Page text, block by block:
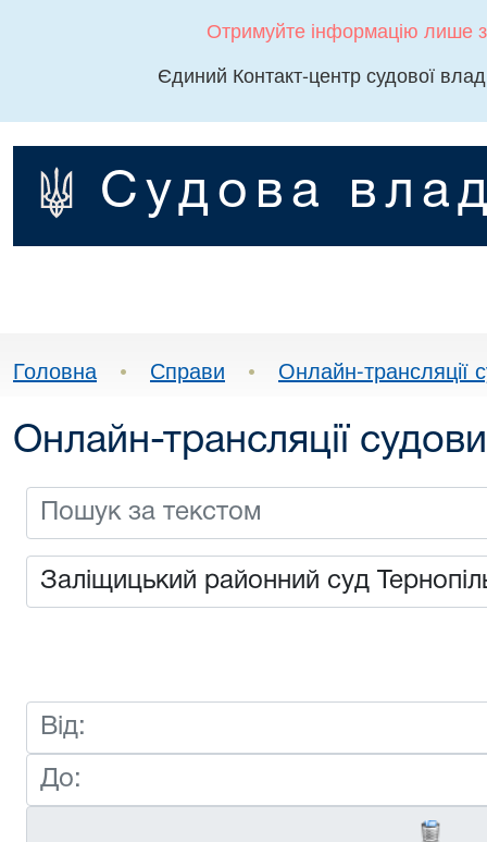
Отримуйте інформацію лише
Єдиний Контакт-центр судової
Судова
Головна • Справи • Онлайн-трансляції
Онлайн-трансляції